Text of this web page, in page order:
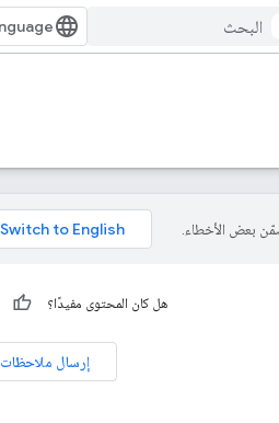
هل كان المحتوى مفيدًا؟
إرسال ملاحظات